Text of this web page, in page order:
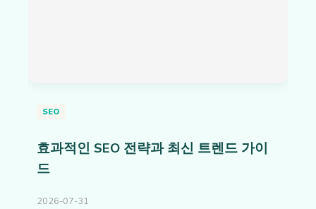
SEO
효과적인 SEO 전략과 최신 트렌드 가이
드
2026-07-31